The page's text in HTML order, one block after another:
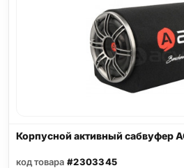
Корпусной активный сабвуфер
код товара #2303345